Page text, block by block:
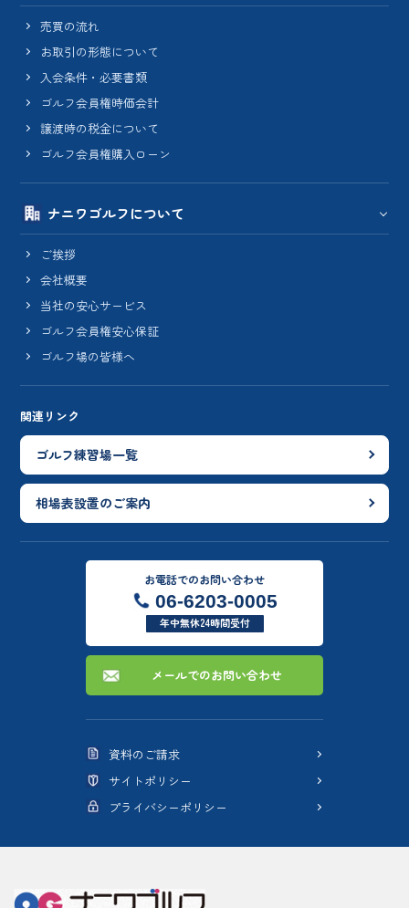
売買の流れ
お取引の形態について
入会条件・必要書類
ゴルフ会員権時価会計
譲渡時の税金について
ゴルフ会員権購入ローン
ナニワゴルフについて
ご挨拶
会社概要
当社の安心サービス
ゴルフ会員権安心保証
ゴルフ場の皆様へ
関連リンク
ゴルフ練習場一覧
相場表設置のご案内
お電話でのお問い合わせ
06-6203-0005
年中無休24時間受付
メールでのお問い合わせ
資料のご請求
サイトポリシー
プライバシーポリシー